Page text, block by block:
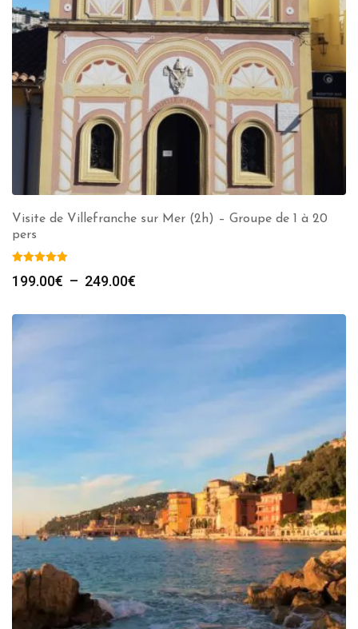
Visite de Villefranche sur Mer (2h) – Groupe de 1 à 20
pers
199.00€ – 249.00€
prix :